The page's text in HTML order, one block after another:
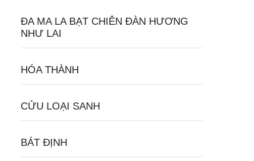
ĐA MA LA BẠT CHIÊN ĐÀN HƯƠNG
NHƯ LAI
HÓA THÀNH
CỬU LOẠI SANH
BÁT ĐỊNH